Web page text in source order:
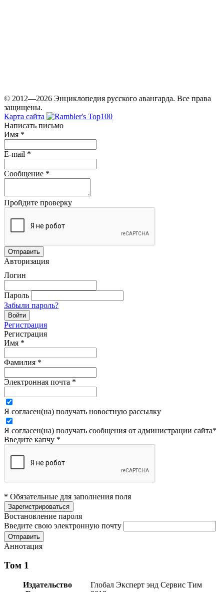
© 2012—2026 Энциклопедия русского авангарда. Все права
защищены.
Карта сайта
Написать письмо
Имя *
E-mail *
Сообщение *
Пройдите проверку
Авторизация
Логин
Пароль
Забыли пароль?
Регистрация
Регистрация
Имя *
Фамилия *
Электронная почта *
Я согласен(на) получать новостную рассылку
Я согласен(на) получать сообщения от администрации сайта*
Введите капчу *
* Обязательные для заполнения поля
Востановление пароля
Введите свою электронную почту
Аннотация
Том 1
Издательство
Глобал Эксперт энд Сервис Тим